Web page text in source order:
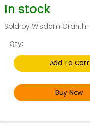
In stock
Sold by Wisdom Granth.
Qty:
Add To Cart
Buy Now